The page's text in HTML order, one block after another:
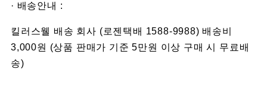
· 배송안내 :
킬러스웰 배송 회사 (로젠택배 1588-9988) 배송비
3,000원 (상품 판매가 기준 5만원 이상 구매 시 무료배
송)